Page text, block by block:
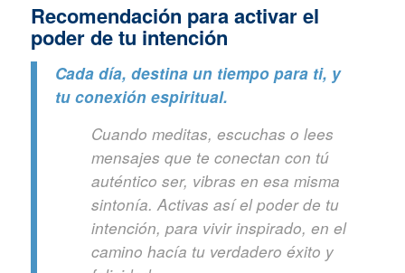
Recomendación para activar el
poder de tu intención
Cada día, destina un tiempo para ti, y
tu conexión espiritual.
Cuando meditas, escuchas o lees
mensajes que te conectan con tú
auténtico ser, vibras en esa misma
sintonía. Activas así el poder de tu
intención, para vivir inspirado, en el
camino hacía tu verdadero éxito y